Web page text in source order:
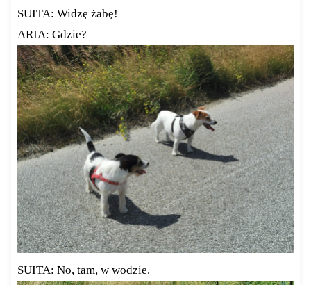
SUITA: Widzę żabę!
ARIA: Gdzie?
SUITA: No, tam, w wodzie.